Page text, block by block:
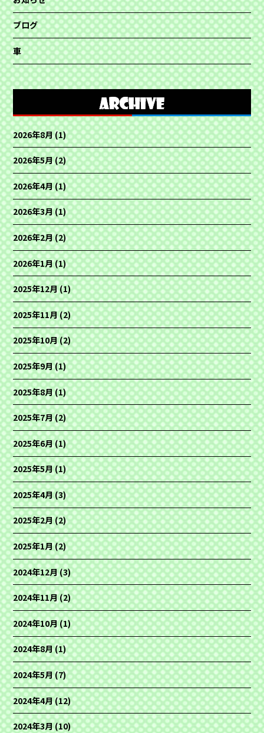
ブログ
車
2026年8月(1)
2026年5月(2)
2026年4月(1)
2026年3月(1)
2026年2月(2)
2026年1月(1)
2025年12月(1)
2025年11月(2)
2025年10月(2)
2025年9月(1)
2025年8月(1)
2025年7月(2)
2025年6月(1)
2025年5月(1)
2025年4月(3)
2025年2月(2)
2025年1月(2)
2024年12月(3)
2024年11月(2)
2024年10月(1)
2024年8月(1)
2024年5月(7)
2024年4月(12)
2024年3月(10)